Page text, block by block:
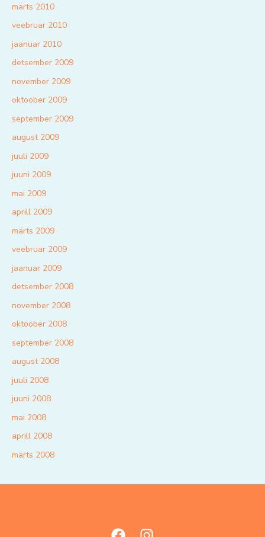
märts 2010
veebruar 2010
jaanuar 2010
detsember 2009
november 2009
oktoober 2009
september 2009
august 2009
juuli 2009
juuni 2009
mai 2009
aprill 2009
märts 2009
veebruar 2009
jaanuar 2009
detsember 2008
november 2008
oktoober 2008
september 2008
august 2008
juuli 2008
juuni 2008
mai 2008
aprill 2008
märts 2008